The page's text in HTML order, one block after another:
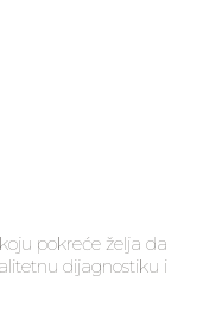
pokreće želja da
dijagnostiku i